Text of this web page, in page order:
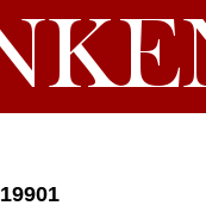
19901